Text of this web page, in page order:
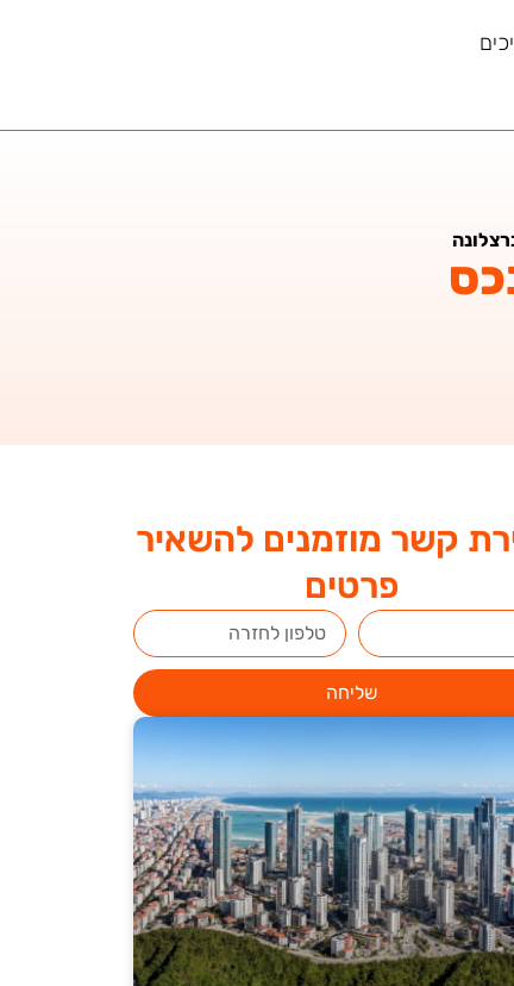
קשר מוזמנים להשאיר
פרטים
שליחה